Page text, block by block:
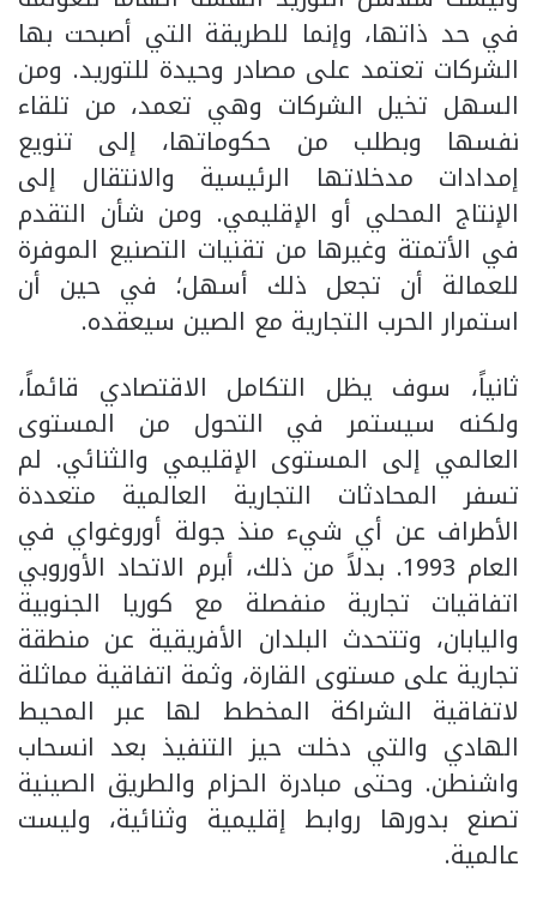
في حد ذاتها، وإنما للطريقة التي أصبحت بها
الشركات تعتمد على مصادر وحيدة للتوريد. ومن
السهل تخيل الشركات وهي تعمد، من تلقاء
نفسها وبطلب من حكوماتها، إلى تنويع
إمدادات مدخلاتها الرئيسية والانتقال إلى
الإنتاج المحلي أو الإقليمي. ومن شأن التقدم
في الأتمتة وغيرها من تقنيات التصنيع الموفرة
للعمالة أن تجعل ذلك أسهل؛ في حين أن
استمرار الحرب التجارية مع الصين سيعقده.
ثانياً، سوف يظل التكامل الاقتصادي قائماً،
ولكنه سيستمر في التحول من المستوى
العالمي إلى المستوى الإقليمي والثنائي. لم
تسفر المحادثات التجارية العالمية متعددة
الأطراف عن أي شيء منذ جولة أوروغواي في
العام 1993. بدلاً من ذلك، أبرم الاتحاد الأوروبي
اتفاقيات تجارية منفصلة مع كوريا الجنوبية
واليابان، وتتحدث البلدان الأفريقية عن منطقة
تجارية على مستوى القارة، وثمة اتفاقية مماثلة
لاتفاقية الشراكة المخطط لها عبر المحيط
الهادي والتي دخلت حيز التنفيذ بعد انسحاب
واشنطن. وحتى مبادرة الحزام والطريق الصينية
تصنع بدورها روابط إقليمية وثنائية، وليست
عالمية.